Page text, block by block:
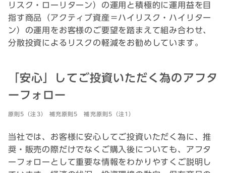
リスク・ローリターン）の運用と積極的に運用益を目
指す商品（アクティブ資産＝ハイリスク・ハイリター
ン）の運用をお客様のご要望を踏まえて組み合わせ、
分散投資によるリスクの軽減をお勧めしています。
「安心」してご投資いただく為のアフタ
ーフォロー
原則5（注3） 補充原則5 補充原則5（注1）
当社では、お客様に安心してご投資いただく為に、推
奨・販売の際だけでなくご購入後についても、アフタ
ーフォローとして重要な情報をわかりやすくご説明し